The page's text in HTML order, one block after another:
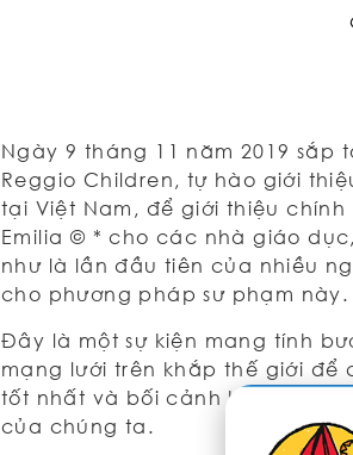
Ngày 9 tháng 11 năm 2019
Reggio Children, tự hào giới
tại Việt Nam, để giới thiệu
Emilia © * cho các nhà giáo
như là lần đầu tiên của nhiều
cho phương pháp sư phạm này.
Đây là một sự kiện mang tính
mạng lưới trên khắp thế giới để
tốt nhất và bối cảnh hóa những
của chúng ta.